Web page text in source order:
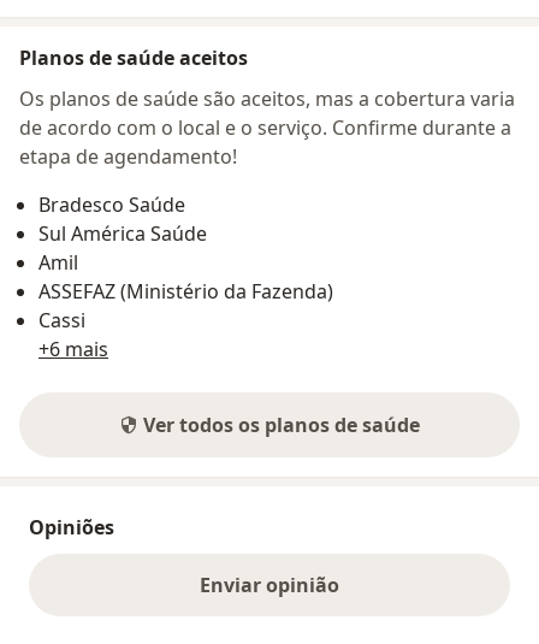
Planos de saúde aceitos
Os planos de saúde são aceitos, mas a cobertura varia
de acordo com o local e o serviço. Confirme durante a
etapa de agendamento!
Bradesco Saúde
Sul América Saúde
Amil
ASSEFAZ (Ministério da Fazenda)
Cassi
+6 mais
Ver todos os planos de saúde
Opiniões
Enviar opinião